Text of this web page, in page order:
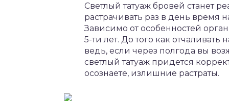
Светлый татуаж бровей станет
растрачивать раз в день время
Зависимо от особенностей
5-ти лет. До того как
ведь, если через полгода вы
светлый татуаж придется
осознаете, излишние растраты.